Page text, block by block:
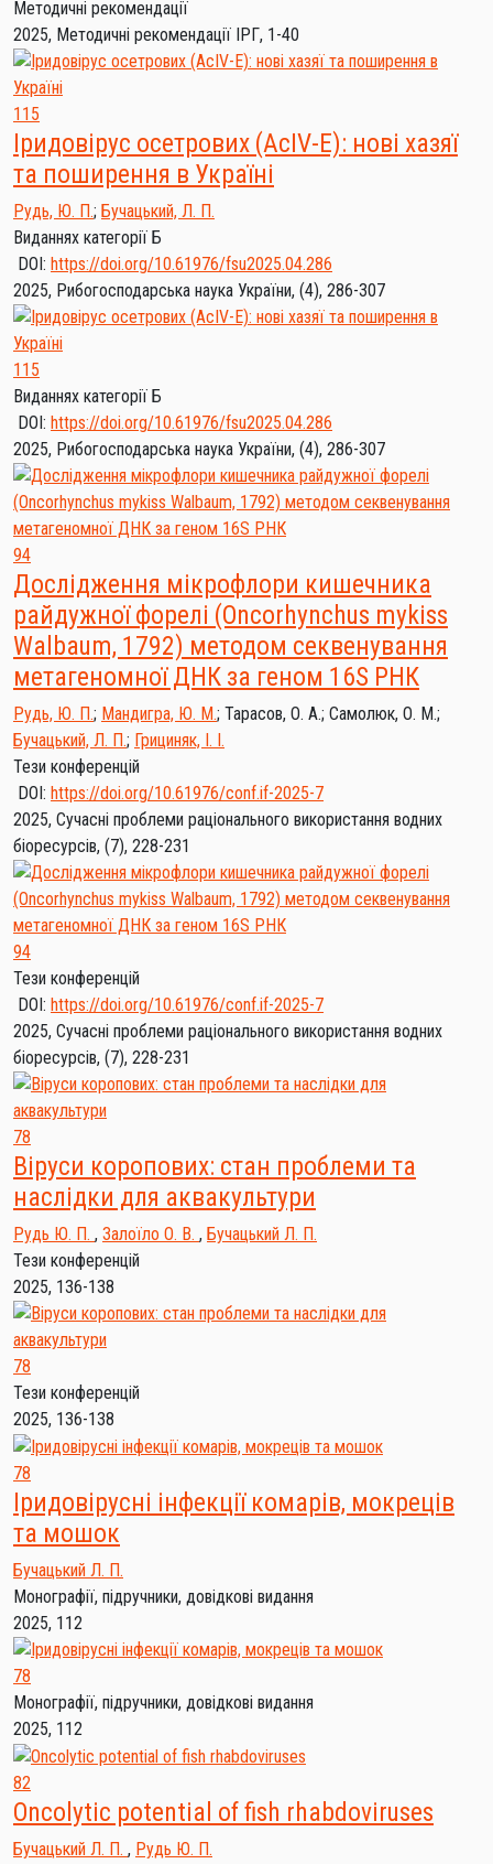
Методичні рекомендації
2025, Методичні рекомендації ІРГ, 1-40
115
Іридовірус осетрових (AcIV-E): нові хазяї
та поширення в Україні
Рудь, Ю. П.; Бучацький, Л. П.
Виданнях категорії Б
DOI: https://doi.org/10.61976/fsu2025.04.286
2025, Рибогосподарська наука України, (4), 286-307
115
Виданнях категорії Б
DOI: https://doi.org/10.61976/fsu2025.04.286
2025, Рибогосподарська наука України, (4), 286-307
94
Дослідження мікрофлори кишечника
райдужної форелі (Oncorhynchus mykiss
Walbaum, 1792) методом секвенування
метагеномної ДНК за геном 16S РНК
Рудь, Ю. П.; Мандигра, Ю. М.; Тарасов, О. А.; Самолюк, О. М.;
Бучацький, Л. П.; Грициняк, І. I.
Тези конференцій
DOI: https://doi.org/10.61976/conf.if-2025-7
2025, Сучасні проблеми раціонального використання водних
біоресурсів, (7), 228-231
94
Тези конференцій
DOI: https://doi.org/10.61976/conf.if-2025-7
2025, Сучасні проблеми раціонального використання водних
біоресурсів, (7), 228-231
78
Віруси коропових: стан проблеми та
наслідки для аквакультури
Рудь Ю. П. , Залоїло О. В. , Бучацький Л. П.
Тези конференцій
2025, 136-138
78
Тези конференцій
2025, 136-138
78
Іридовірусні інфекції комарів, мокреців
та мошок
Бучацький Л. П.
Монографії, підручники, довідкові видання
2025, 112
78
Монографії, підручники, довідкові видання
2025, 112
82
Oncolytic potential of fish rhabdoviruses
Бучацький Л. П. , Рудь Ю. П.